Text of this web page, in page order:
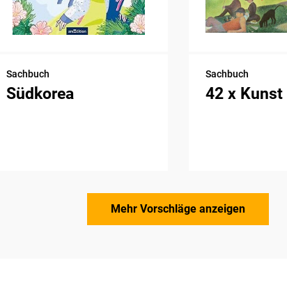
Sachbuch
Südkorea
Sachbuch
42 x Kunst
Mehr Vorschläge anzeigen